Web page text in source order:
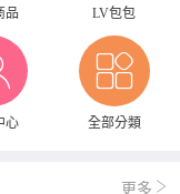
品 LV包包
心 全部分類
更多